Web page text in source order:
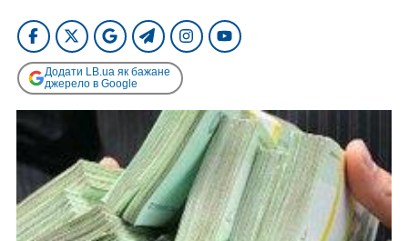
Додати LB.ua як бажане
джерело в Google